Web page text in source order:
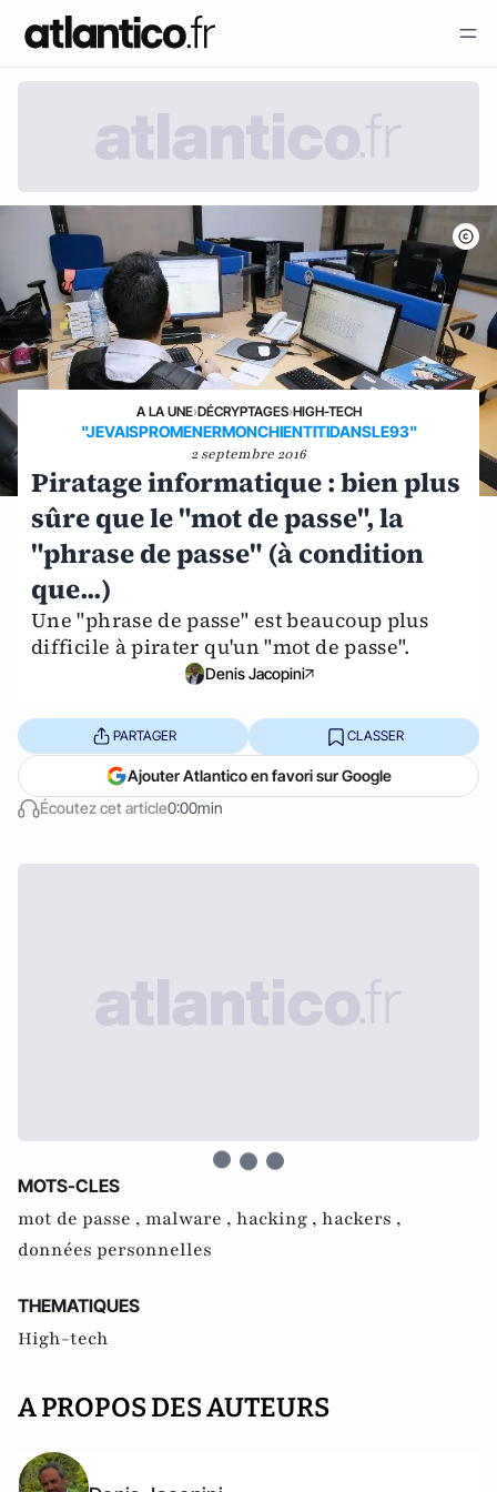
A LA UNE›DÉCRYPTAGES›HIGH-TECH
"JEVAISPROMENERMONCHIENTITIDANSLE93"
2 septembre 2016
Piratage informatique : bien plus
sûre que le "mot de passe", la
"phrase de passe" (à condition
que...)
Une "phrase de passe" est beaucoup plus
difficile à pirater qu'un "mot de passe".
Denis Jacopini
Écoutez cet article0:00min
PARTAGER CLASSER
Ajouter Atlantico en favori sur Google
MOTS-CLES
mot de passe , malware , hacking , hackers ,
données personnelles
THEMATIQUES
High-tech
A PROPOS DES AUTEURS